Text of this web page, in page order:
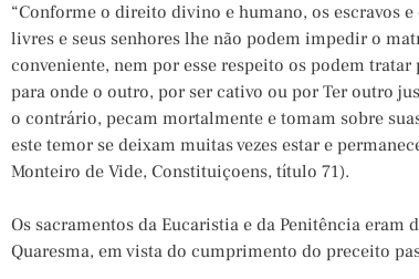
“Conforme o direito divino e humano, os escravos
livres e seus senhores lhe não podem impedir o
conveniente, nem por esse respeito os podem
para onde o outro, por ser cativo ou por Ter outro
o contrário, pecam mortalmente e tomam sobre
este temor se deixam muitas vezes estar e
Monteiro de Vide, Constituiçoens, título 71).
Os sacramentos da Eucaristia e da Penitência
Quaresma, em vista do cumprimento do preceito